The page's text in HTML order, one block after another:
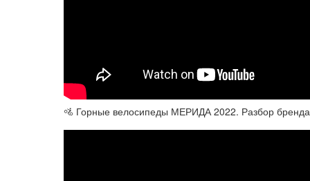
🚵 Горные велосипеды МЕРИДА 2022. Разбор